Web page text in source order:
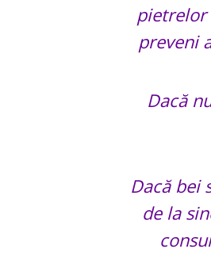
pietrelor
preveni
Dacă
Dacă bei
de la